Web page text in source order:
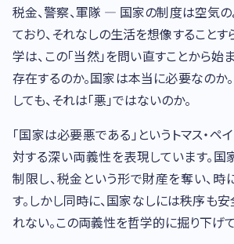
税金、警察、軍隊 — 国家の制度は空気
ており、それなしの生活を想像することす
学は、この「当然」を問い直すことから始
存在するのか。国家は本当に必要なのか
しても、それは「悪」ではないのか。
「国家は必要悪である」というトマス・ペ
対する深い両義性を表現しています。
制限し、税金という形で財産を奪い、
す。しかし同時に、国家なしには秩序も
れない。この両義性を哲学的に掘り下げて